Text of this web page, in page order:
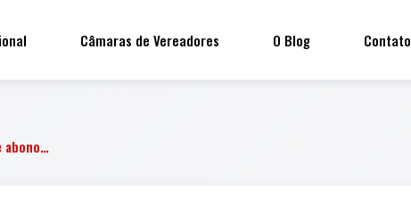
Câmaras de Vereadores O Blog Contato
abono…